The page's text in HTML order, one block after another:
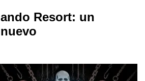
Resort: un